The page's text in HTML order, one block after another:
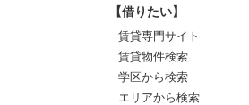
【借りたい】
賃貸専門サイト
賃貸物件検索
学区から検索
エリアから検索